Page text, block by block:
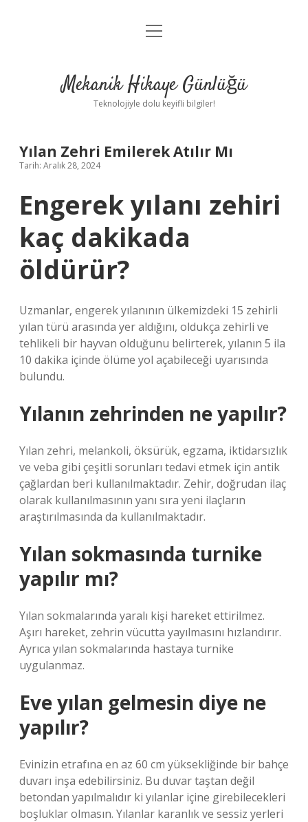
Anasayfa
Yasal Uyarı
menüyü
Mekanik Hikaye Günlüğü
Teknolojiyle dolu keyifli bilgiler!
Yılan Zehri Emilerek Atılır Mı
Tarih: Aralık 28, 2024
Engerek yılanı zehiri
kaç dakikada
öldürür?
Uzmanlar, engerek yılanının ülkemizdeki 15 zehirli
yılan türü arasında yer aldığını, oldukça zehirli ve
tehlikeli bir hayvan olduğunu belirterek, yılanın 5 ila
10 dakika içinde ölüme yol açabileceği uyarısında
bulundu.
Yılanın zehrinden ne yapılır?
Yılan zehri, melankoli, öksürük, egzama, iktidarsızlık
ve veba gibi çeşitli sorunları tedavi etmek için antik
çağlardan beri kullanılmaktadır. Zehir, doğrudan ilaç
olarak kullanılmasının yanı sıra yeni ilaçların
araştırılmasında da kullanılmaktadır.
Yılan sokmasında turnike
yapılır mı?
Yılan sokmalarında yaralı kişi hareket ettirilmez.
Aşırı hareket, zehrin vücutta yayılmasını hızlandırır.
Ayrıca yılan sokmalarında hastaya turnike
uygulanmaz.
Eve yılan gelmesin diye ne
yapılır?
Evinizin etrafına en az 60 cm yüksekliğinde bir bahçe
duvarı inşa edebilirsiniz. Bu duvar taştan değil
betondan yapılmalıdır ki yılanlar içine girebilecekleri
boşluklar olmasın. Yılanlar karanlık ve sessiz yerleri